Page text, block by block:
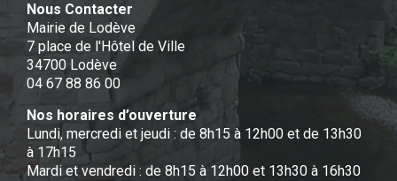
Nous Contacter
Mairie de Lodève
7 place de l'Hôtel de Ville
34700 Lodève
04 67 88 86 00
Nos horaires d’ouverture
Lundi, mercredi et jeudi : de 8h15 à 12h00 et de 13h30
à 17h15
Mardi et vendredi : de 8h15 à 12h00 et 13h30 à 16h30